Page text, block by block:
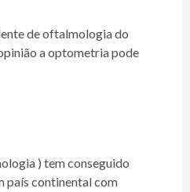
de oftalmologia do
a optometria pode
) tem conseguido
país continental com